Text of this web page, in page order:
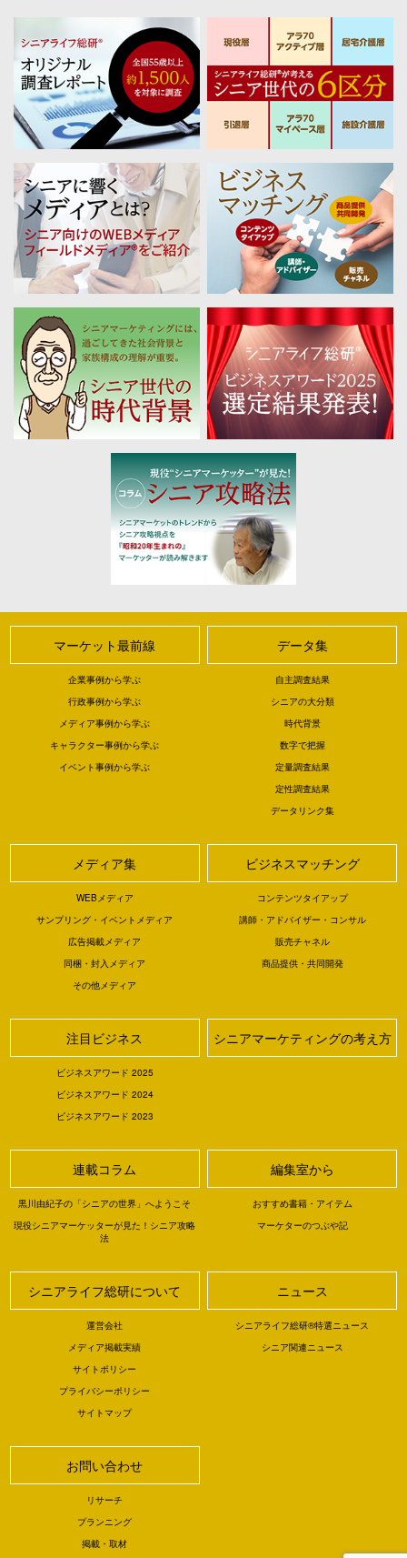
マーケット最前線
企業事例から学ぶ
行政事例から学ぶ
メディア事例から学ぶ
キャラクター事例から学ぶ
イベント事例から学ぶ
データ集
自主調査結果
シニアの大分類
時代背景
数字で把握
定量調査結果
定性調査結果
データリンク集
メディア集
WEBメディア
サンプリング・イベントメディア
広告掲載メディア
同梱・封入メディア
その他メディア
ビジネスマッチング
コンテンツタイアップ
講師・アドバイザー・コンサル
販売チャネル
商品提供・共同開発
注目ビジネス
ビジネスアワード 2025
ビジネスアワード 2024
ビジネスアワード 2023
シニアマーケティングの考え方
連載コラム
黒川由紀子の「シニアの世界」へようこそ
現役シニアマーケッターが見た！シニア攻略
法
編集室から
おすすめ書籍・アイテム
マーケターのつぶや記
シニアライフ総研について
運営会社
メディア掲載実績
サイトポリシー
プライバシーポリシー
サイトマップ
ニュース
シニアライフ総研®特選ニュース
シニア関連ニュース
お問い合わせ
リサーチ
プランニング
掲載・取材